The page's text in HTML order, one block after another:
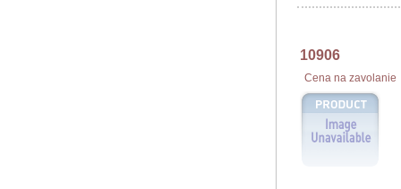
10906
Cena na zavolanie